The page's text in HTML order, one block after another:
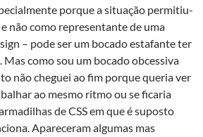
porque a situação permitiu-
não como representante de uma
– pode ser um bocado estafante ter
Mas como sou um bocado obcessiva
não cheguei ao fim porque queria ver
ao mesmo ritmo ou se ficaria
de CSS em que é suposto
Apareceram algumas mas